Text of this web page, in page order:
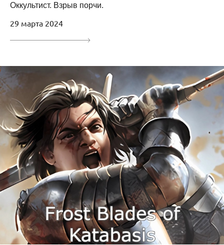
Оккультист. Взрыв порчи.
29 марта 2024